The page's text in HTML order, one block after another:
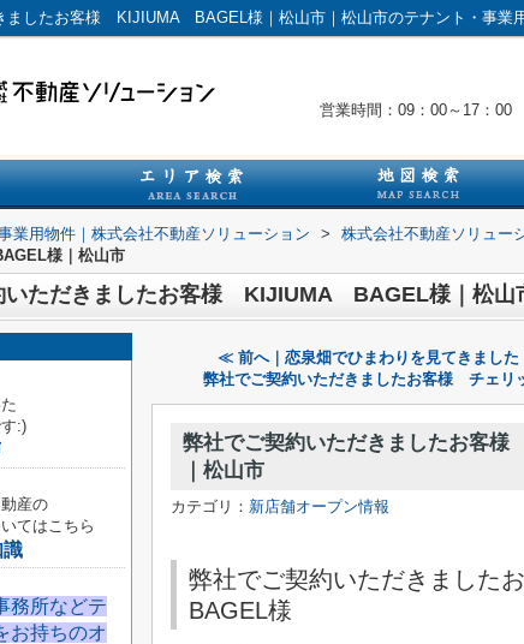
ましたお客様 KIJIUMA BAGEL様｜松山市｜松山市のテナント・事業
営業時間：09：00～17：00
業用物件｜株式会社不動産ソリューション > 株式会社不動産ソリュー
様｜松山市
いただきましたお客様 KIJIUMA BAGEL様｜松山
≪ 前へ｜恋泉畑でひまわりを見てきました
弊社でご契約いただきましたお客様 チェ
弊社でご契約いただきましたお客
｜松山市
カテゴリ： 新店舗オープン情報
弊社でご契約いただきまし
BAGEL様
:)
産の
てはこちら
識
務所などテ
お持ちのオ